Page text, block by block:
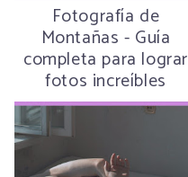
Fotografía de
Montañas - Guía
completa para lograr
fotos increíbles